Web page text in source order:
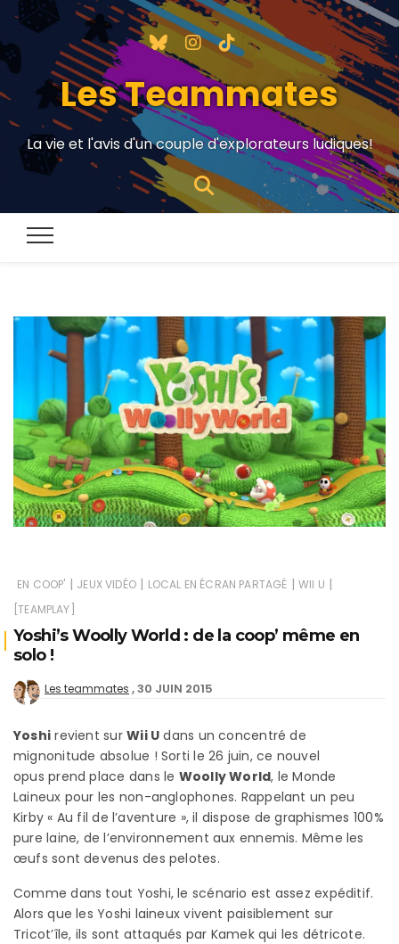
Les Teammates
La vie et l'avis d'un couple d'explorateurs ludiques!
EN COOP' | JEUX VIDÉO | LOCAL EN ÉCRAN PARTAGÉ | WII U |
[TEAMPLAY]
Yoshi’s Woolly World : de la coop’ même en
solo !
Les teammates 30 JUIN 2015
Yoshi revient surWii U dans un concentré de
mignonitude absolue ! Sorti le 26 juin, ce nouvel
opus prend place dans le Woolly World, le Monde
Laineux pour les non-anglophones. Rappelant un peu
Kirby « Au fil de l’aventure », il dispose de graphismes 100%
pure laine, de l’environnement aux ennemis. Même les
œufs sont devenus des pelotes.
Comme dans tout Yoshi, le scénario est assez expéditif.
Alors que les Yoshi laineux vivent paisiblement sur
Tricot’île, ils sont attaqués par Kamek qui les détricote.